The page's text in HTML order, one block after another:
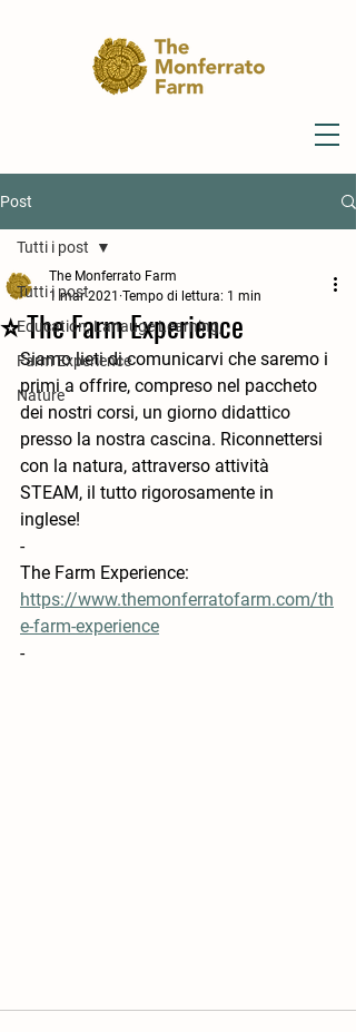
Post
Tutti i post
Education, Lanauge Learning,
Farm Experience
Nature
Tutti i post
⭐️ The Farm Experience
The Monferrato Farm
1 mar 2021 Tempo di lettura: 1 min
Siamo lieti di comunicarvi che saremo i
primi a offrire, compreso nel paccheto
dei nostri corsi, un giorno didattico
presso la nostra cascina. Riconnettersi
con la natura, attraverso attività
STEAM, il tutto rigorosamente in
inglese!
-
The Farm Experience:
https://www.themonferratofarm.com/th
e-farm-experience
-